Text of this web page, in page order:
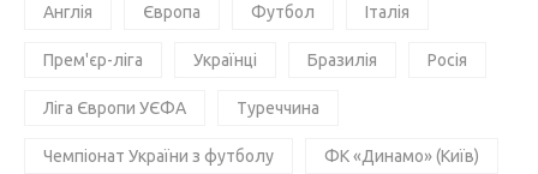
Англія Європа Футбол Італія
Прем'єр-ліга Українці Бразилія Росія
Ліга Європи УЄФА Туреччина
Чемпіонат України з футболу ФК «Динамо» (Київ)